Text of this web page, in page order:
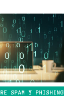
SPAM Y PHISHING